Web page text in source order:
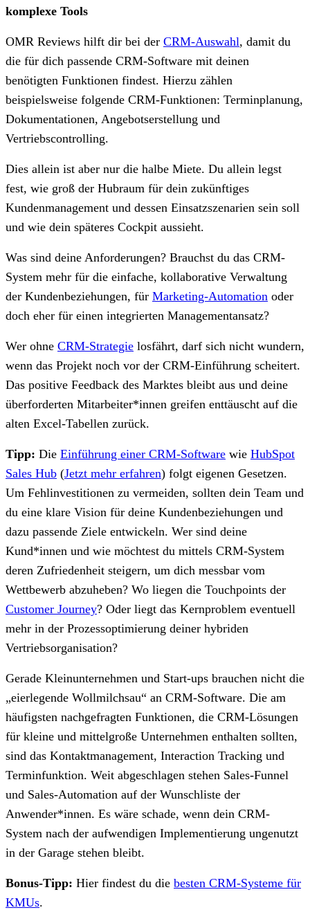
komplexe Tools
OMR Reviews hilft dir bei der CRM-Auswahl, damit du
die für dich passende CRM-Software mit deinen
benötigten Funktionen findest. Hierzu zählen
beispielsweise folgende CRM-Funktionen: Terminplanung,
Dokumentationen, Angebotserstellung und
Vertriebscontrolling.
Dies allein ist aber nur die halbe Miete. Du allein legst
fest, wie groß der Hubraum für dein zukünftiges
Kundenmanagement und dessen Einsatzszenarien sein soll
und wie dein späteres Cockpit aussieht.
Was sind deine Anforderungen? Brauchst du das CRM-
System mehr für die einfache, kollaborative Verwaltung
der Kundenbeziehungen, für Marketing-Automation oder
doch eher für einen integrierten Managementansatz?
Wer ohne CRM-Strategie losfährt, darf sich nicht wundern,
wenn das Projekt noch vor der CRM-Einführung scheitert.
Das positive Feedback des Marktes bleibt aus und deine
überforderten Mitarbeiter*innen greifen enttäuscht auf die
alten Excel-Tabellen zurück.
Tipp: Die Einführung einer CRM-Software wie HubSpot
Sales Hub (Jetzt mehr erfahren) folgt eigenen Gesetzen.
Um Fehlinvestitionen zu vermeiden, sollten dein Team und
du eine klare Vision für deine Kundenbeziehungen und
dazu passende Ziele entwickeln. Wer sind deine
Kund*innen und wie möchtest du mittels CRM-System
deren Zufriedenheit steigern, um dich messbar vom
Wettbewerb abzuheben? Wo liegen die Touchpoints der
Customer Journey? Oder liegt das Kernproblem eventuell
mehr in der Prozessoptimierung deiner hybriden
Vertriebsorganisation?
Gerade Kleinunternehmen und Start-ups brauchen nicht die
„eierlegende Wollmilchsau“ an CRM-Software. Die am
häufigsten nachgefragten Funktionen, die CRM-Lösungen
für kleine und mittelgroße Unternehmen enthalten sollten,
sind das Kontaktmanagement, Interaction Tracking und
Terminfunktion. Weit abgeschlagen stehen Sales-Funnel
und Sales-Automation auf der Wunschliste der
Anwender*innen. Es wäre schade, wenn dein CRM-
System nach der aufwendigen Implementierung ungenutzt
in der Garage stehen bleibt.
Bonus-Tipp: Hier findest du die besten CRM-Systeme für
KMUs.